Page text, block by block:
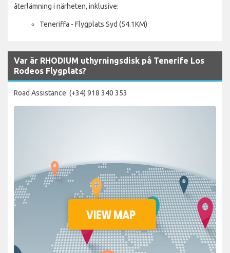
återlämning i närheten, inklusive:
Teneriffa - Flygplats Syd (54.1KM)
Var är RHODIUM uthyrningsdisk på Tenerife Los
Rodeos Flygplats?
Road Assistance: (+34) 918 340 353